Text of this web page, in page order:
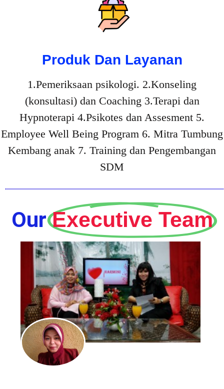
Produk Dan Layanan
1.Pemeriksaan psikologi. 2.Konseling
(konsultasi) dan Coaching 3.Terapi dan
Hypnoterapi 4.Psikotes dan Assesment 5.
Employee Well Being Program 6. Mitra Tumbung
Kembang anak 7. Training dan Pengembangan
SDM
Our Executive Team